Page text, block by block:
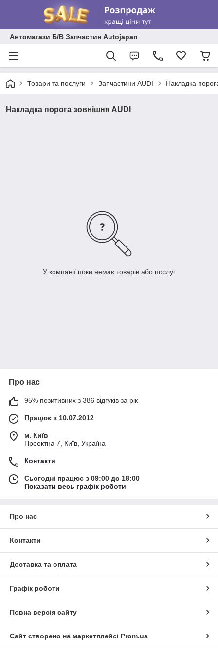
Автомагази Б/В Запчастин Autojapan
Товари та послуги Запчастини AUDI Накладка
Накладка порога зовнішня AUDI
У компанії поки немає товарів або послуг
Про нас
95% позитивних з 386 відгуків за рік
Працює з 10.07.2012
м. Київ
Проектна 7, Київ, Україна
Контакти
Сьогодні працює з 09:00 до 18:00
Показати весь графік роботи
Про нас
Контакти
Доставка та оплата
Графік роботи
Повна версія сайту
Сайт створено на маркетплейсі Prom.ua